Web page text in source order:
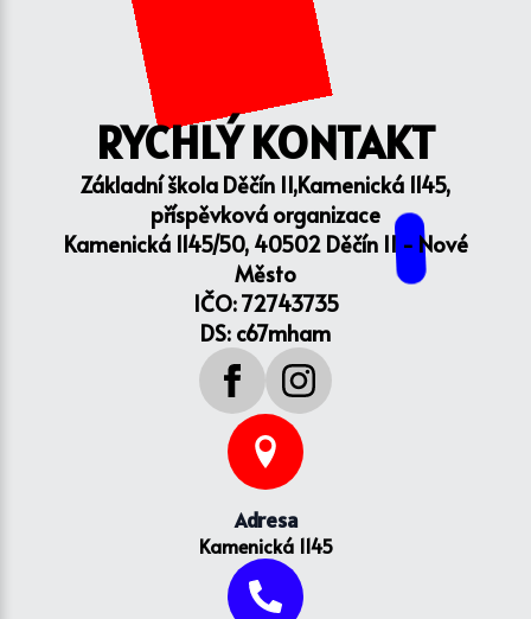
RYCHLÝ KONTAKT
Základní škola Děčín II,Kamenická 1145,
příspěvková organizace
Kamenická 1145/50, 40502 Děčín II - Nové
Město
IČO: 72743735
DS: c67mham
Adresa
Kamenická 1145